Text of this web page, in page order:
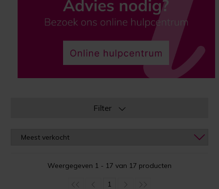
Filter
Weergegeven 1 - 17 van 17 producten
1